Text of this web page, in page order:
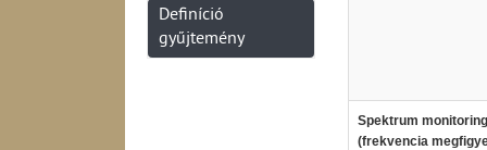
Definíció
gyűjtemény
Spektrum monitoring
(frekvencia